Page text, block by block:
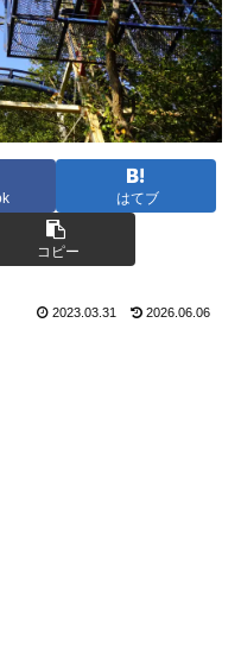
はてブ
コピー
2023.03.31 2026.06.06